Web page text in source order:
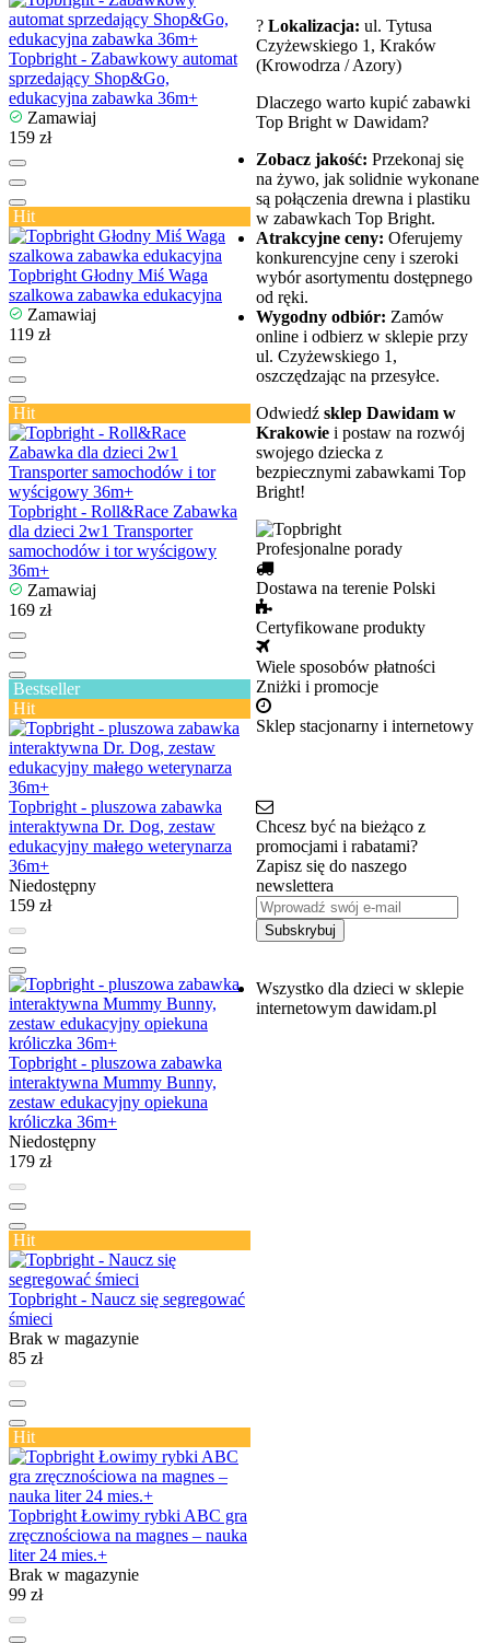
Topbright - Zabawkowy automat
sprzedający Shop&Go,
edukacyjna zabawka 36m+
Zamawiaj
159 zł
Hit
Topbright Głodny Miś Waga
szalkowa zabawka edukacyjna
Zamawiaj
119 zł
Hit
Topbright - Roll&Race Zabawka
dla dzieci 2w1 Transporter
samochodów i tor wyścigowy
36m+
Zamawiaj
169 zł
Bestseller
Hit
Topbright - pluszowa zabawka
interaktywna Dr. Dog, zestaw
edukacyjny małego weterynarza
36m+
Niedostępny
159 zł
Topbright - pluszowa zabawka
interaktywna Mummy Bunny,
zestaw edukacyjny opiekuna
króliczka 36m+
Niedostępny
179 zł
Hit
Topbright - Naucz się segregować
śmieci
Brak w magazynie
85 zł
Hit
Topbright Łowimy rybki ABC gra
zręcznościowa na magnes – nauka
liter 24 mies.+
Brak w magazynie
99 zł
? Lokalizacja: ul. Tytusa
Czyżewskiego 1, Kraków
(Krowodrza / Azory)
Dlaczego warto kupić zabawki
Top Bright w Dawidam?
Zobacz jakość: Przekonaj się
na żywo, jak solidnie wykonane
są połączenia drewna i plastiku
w zabawkach Top Bright.
Atrakcyjne ceny: Oferujemy
konkurencyjne ceny i szeroki
wybór asortymentu dostępnego
od ręki.
Wygodny odbiór: Zamów
online i odbierz w sklepie przy
ul. Czyżewskiego 1,
oszczędzając na przesyłce.
Odwiedź sklep Dawidam w
Krakowie i postaw na rozwój
swojego dziecka z
bezpiecznymi zabawkami Top
Bright!
Profesjonalne porady
Dostawa na terenie Polski
Certyfikowane produkty
Wiele sposobów płatności
Zniżki i promocje
Sklep stacjonarny i internetowy
Chcesz być na bieżąco z
promocjami i rabatami?
Zapisz się do naszego
newslettera
Subskrybuj
Wszystko dla dzieci w sklepie
internetowym dawidam.pl